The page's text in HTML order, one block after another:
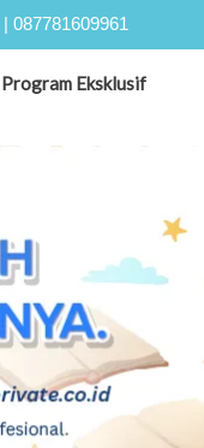
| 087781609961
Program Eksklusif